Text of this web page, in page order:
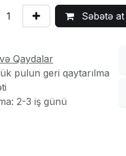
Səbətə at
Qaydalar
pulun geri qaytarılma
2-3 iş günü